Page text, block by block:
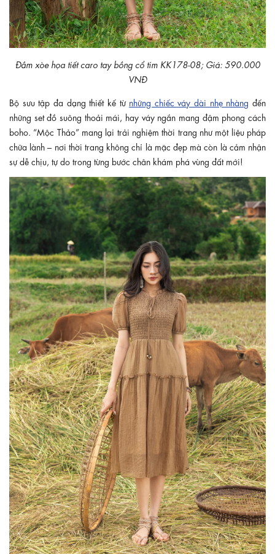
Đầm xòe họa tiết caro tay bồng cổ tim KK178-08; Giá: 590.000
VNĐ
Bộ sưu tập đa dạng thiết kế từ những chiếc váy dài nhẹ nhàng đến
những set đồ suông thoải mái, hay váy ngắn mang đậm phong cách
boho. “Mộc Thảo” mang lại trải nghiệm thời trang như một liệu pháp
chữa lành – nơi thời trang không chỉ là mặc đẹp mà còn là cảm nhận
sự dễ chịu, tự do trong từng bước chân khám phá vùng đất mới!